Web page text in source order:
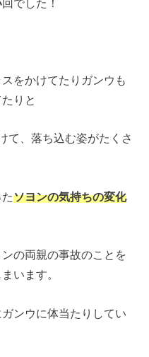
回でした！
をかけてたりガンウも
りと
て、落ち込む姿がたくさ
たソヨンの気持ちの変化
の両親の事故のことを
います。
ンウに体当たりしてい